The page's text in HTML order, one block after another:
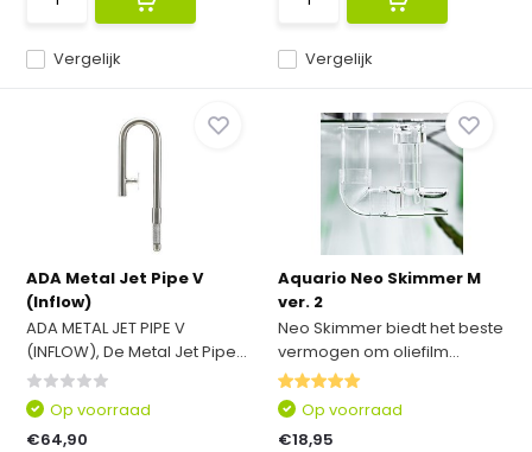
Vergelijk Vergelijk
ADA Metal Jet Pipe V
(Inflow)
ADA METAL JET PIPE V
(INFLOW), De Metal Jet Pipe...
Op voorraad
€64,90
Aquario Neo Skimmer M
ver. 2
Neo Skimmer biedt het beste
vermogen om oliefilm...
Op voorraad
€18,95